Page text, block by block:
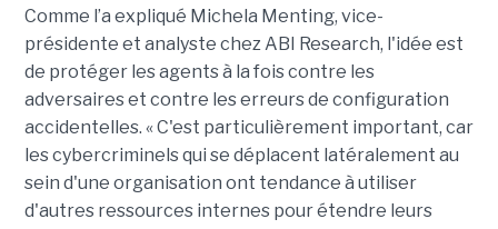
Comme l’a expliqué Michela Menting, vice-
présidente et analyste chez ABI Research, l'idée est
de protéger les agents à la fois contre les
adversaires et contre les erreurs de configuration
accidentelles. « C'est particulièrement important, car
les cybercriminels qui se déplacent latéralement au
sein d'une organisation ont tendance à utiliser
d'autres ressources internes pour étendre leurs